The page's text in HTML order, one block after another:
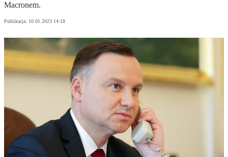
Macronem.
Publikacja: 10.01.2023 14:18